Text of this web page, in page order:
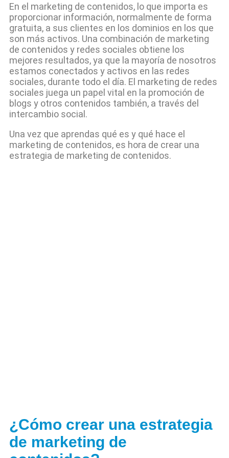
En el marketing de contenidos, lo que importa es
proporcionar información, normalmente de forma
gratuita, a sus clientes en los dominios en los que
son más activos. Una combinación de marketing
de contenidos y redes sociales obtiene los
mejores resultados, ya que la mayoría de nosotros
estamos conectados y activos en las redes
sociales, durante todo el día. El marketing de redes
sociales juega un papel vital en la promoción de
blogs y otros contenidos también, a través del
intercambio social.
Una vez que aprendas qué es y qué hace el
marketing de contenidos, es hora de crear una
estrategia de marketing de contenidos.
¿Cómo crear una estrategia
de marketing de